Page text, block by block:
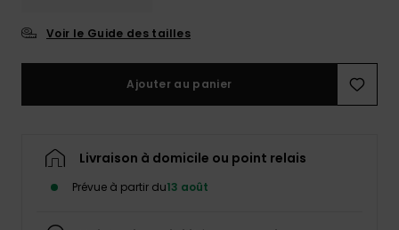
Voir le Guide des tailles
Ajouter au panier
Livraison à domicile ou point relais
Prévue à partir du13 août